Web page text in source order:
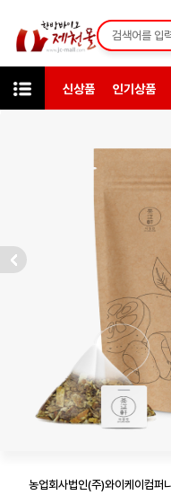
신상품 인기상품
농업회사법인(주)와이케이컴퍼니